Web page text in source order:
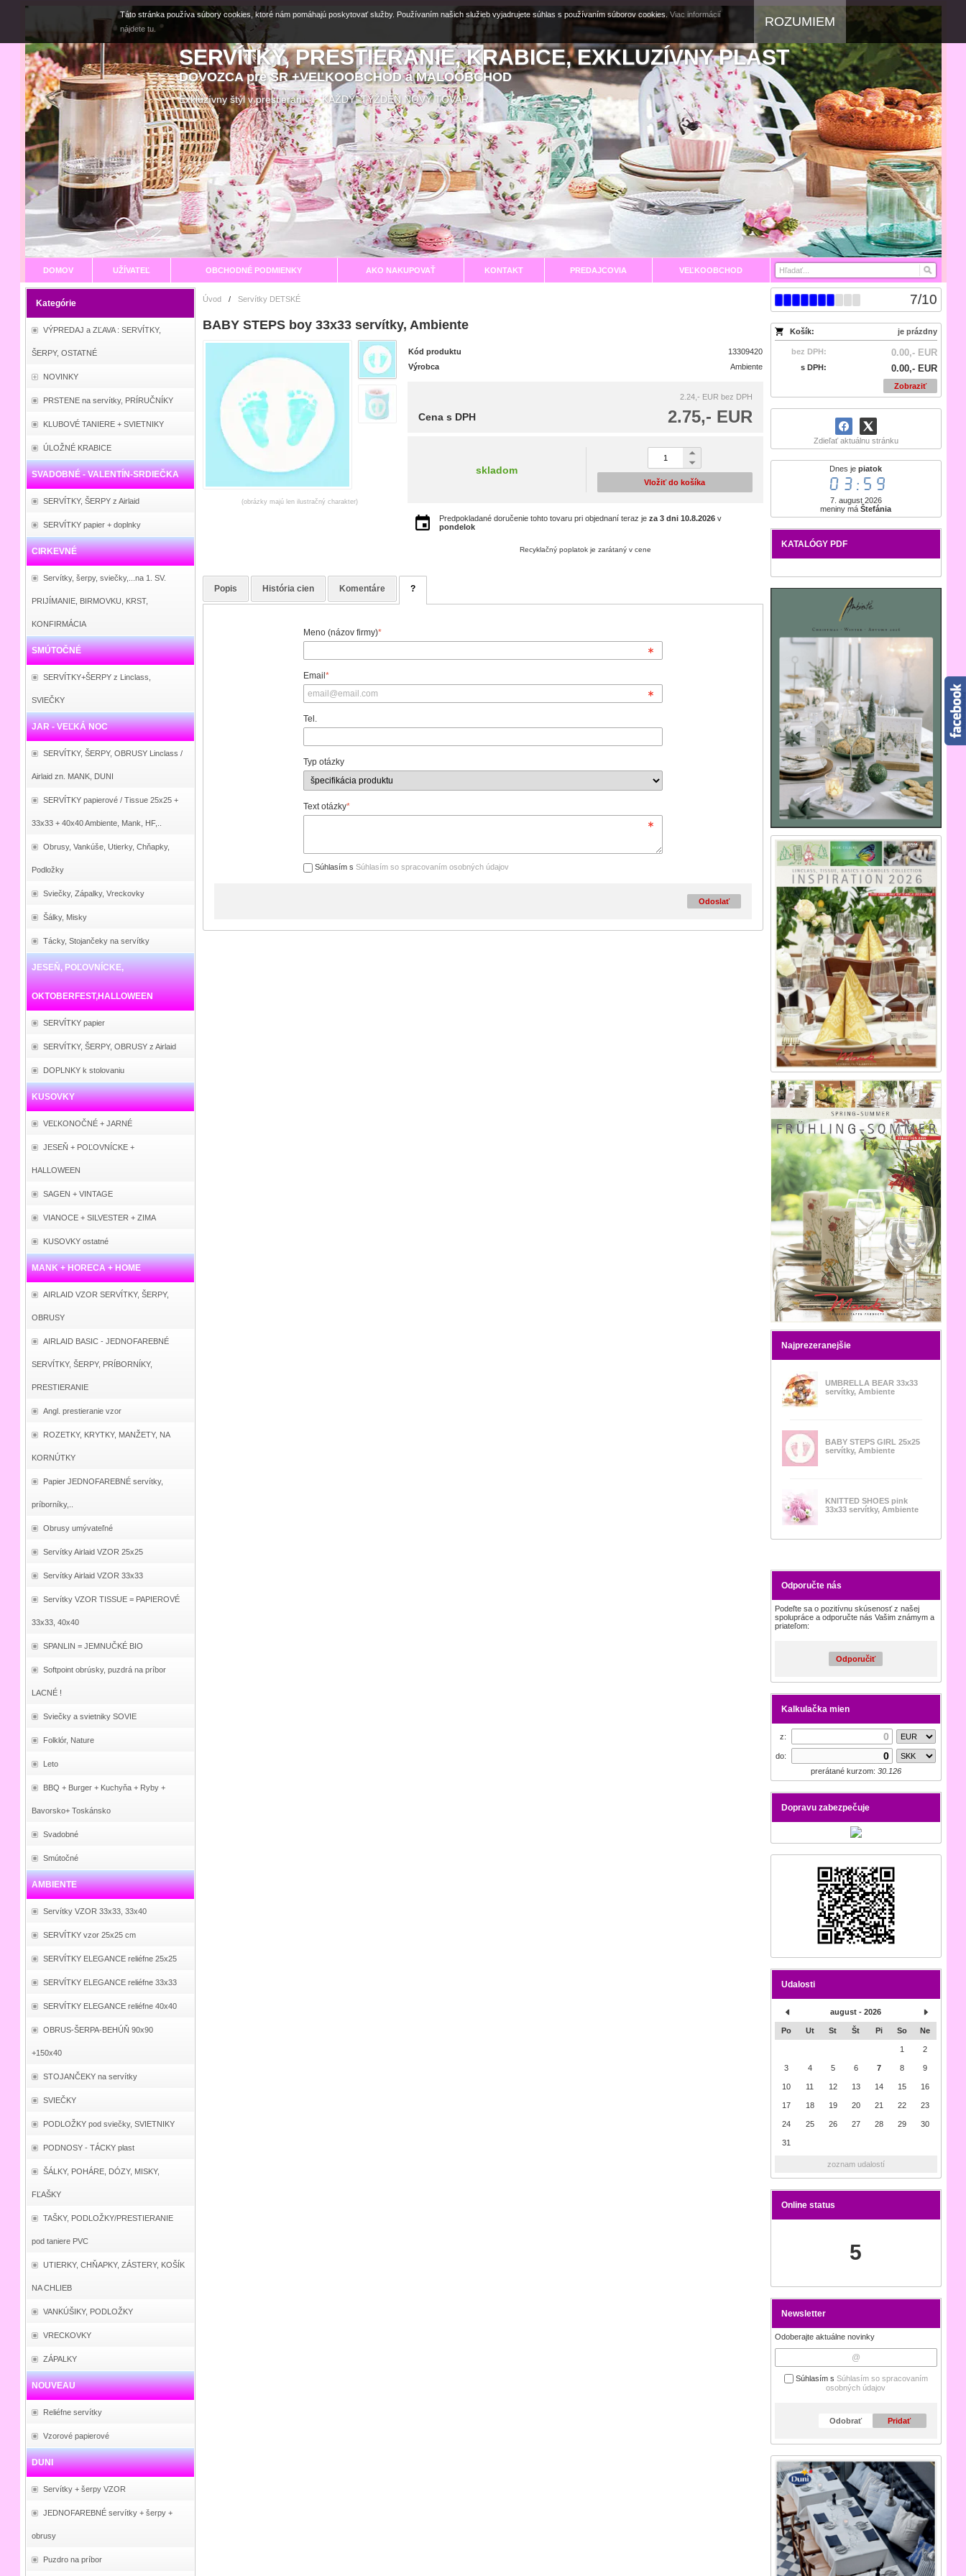
SERVÍTKY, PRESTIERANIE, KRABICE, EXKLUZÍVNY PLAST
DOVOZCA pre SR +VEĽKOOBCHOD a MALOOBCHOD
Exkluzívny štýl v prestieraní KAŽDÝ TÝŽDEŇ NOVÝ TOVAR
DOMOV UŽÍVATEĽ OBCHODNÉ PODMIENKY AKO NAKUPOVAŤ KONTAKT PREDAJCOVIA VEĽKOOBCHOD
Kategórie
VÝPREDAJ a ZĽAVA : SERVÍTKY,
ŠERPY, OSTATNÉ
NOVINKY
PRSTENE na servítky, PRÍRUČNÍKY
KLUBOVÉ TANIERE + SVIETNIKY
ÚLOŽNÉ KRABICE
SVADOBNÉ - VALENTÍN-SRDIEČKA
SERVÍTKY, ŠERPY z Airlaid
SERVÍTKY papier + doplnky
CIRKEVNÉ
Servítky, šerpy, sviečky,...na 1. SV.
PRIJÍMANIE, BIRMOVKU, KRST,
KONFIRMÁCIA
SMÚTOČNÉ
SERVÍTKY+ŠERPY z Linclass,
SVIEČKY
JAR - VEĽKÁ NOC
SERVÍTKY, ŠERPY, OBRUSY Linclass /
Airlaid zn. MANK, DUNI
SERVÍTKY papierové / Tissue 25x25 +
33x33 + 40x40 Ambiente, Mank, HF,..
Obrusy, Vankúše, Utierky, Chňapky,
Podložky
Sviečky, Zápalky, Vreckovky
Šálky, Misky
Tácky, Stojančeky na servítky
JESEŇ, POĽOVNÍCKE,
OKTOBERFEST,HALLOWEEN
SERVÍTKY papier
SERVÍTKY, ŠERPY, OBRUSY z Airlaid
DOPLNKY k stolovaniu
KUSOVKY
VEĽKONOČNÉ + JARNÉ
JESEŇ + POĽOVNÍCKE +
HALLOWEEN
SAGEN + VINTAGE
VIANOCE + SILVESTER + ZIMA
KUSOVKY ostatné
MANK + HORECA + HOME
AIRLAID VZOR SERVÍTKY, ŠERPY,
OBRUSY
AIRLAID BASIC - JEDNOFAREBNÉ
SERVÍTKY, ŠERPY, PRÍBORNÍKY,
PRESTIERANIE
Angl. prestieranie vzor
ROZETKY, KRYTKY, MANŽETY, NA
KORNÚTKY
Papier JEDNOFAREBNÉ servítky,
príborníky,..
Obrusy umývateľné
Servítky Airlaid VZOR 25x25
Servítky Airlaid VZOR 33x33
Servítky VZOR TISSUE = PAPIEROVÉ
33x33, 40x40
SPANLIN = JEMNUČKÉ BIO
Softpoint obrúsky, puzdrá na príbor
LACNÉ !
Sviečky a svietniky SOVIE
Folklór, Nature
Leto
BBQ + Burger + Kuchyňa + Ryby +
Bavorsko+ Toskánsko
Svadobné
Smútočné
AMBIENTE
Servítky VZOR 33x33, 33x40
SERVÍTKY vzor 25x25 cm
SERVÍTKY ELEGANCE reliéfne 25x25
SERVÍTKY ELEGANCE reliéfne 33x33
SERVÍTKY ELEGANCE reliéfne 40x40
OBRUS-ŠERPA-BEHÚŇ 90x90
+150x40
STOJANČEKY na servítky
SVIEČKY
PODLOŽKY pod sviečky, SVIETNIKY
PODNOSY - TÁCKY plast
ŠÁLKY, POHÁRE, DÓZY, MISKY,
FĽAŠKY
TAŠKY, PODLOŽKY/PRESTIERANIE
pod taniere PVC
UTIERKY, CHŇAPKY, ZÁSTERY, KOŠÍK
NA CHLIEB
VANKÚŠIKY, PODLOŽKY
VRECKOVKY
ZÁPALKY
NOUVEAU
Reliéfne servítky
Vzorové papierové
DUNI
Servítky + šerpy VZOR
JEDNOFAREBNÉ servítky + šerpy +
obrusy
Puzdro na príbor
7/10
Košík: je prázdny
bez DPH: 0.00,- EUR
s DPH: 0.00,- EUR
Zobraziť
Zdieľať aktuálnu stránku
Dnes jepiatok
03:59
7. august 2026
meniny máŠtefánia
KATALÓGY PDF
Najprezeranejšie
UMBRELLA BEAR 33x33
servítky, Ambiente
BABY STEPS GIRL 25x25
servítky, Ambiente
KNITTED SHOES pink
33x33 servítky, Ambiente
Odporučte nás
Podeľte sa o pozitívnu skúsenosť z našej
spolupráce a odporučte nás Vašim známym a
priateľom:
Odporučiť
Kalkulačka mien
z:
do:
prerátané kurzom: 30.126
Dopravu zabezpečuje
Udalosti
august - 2026
Po Ut St Št Pi So Ne
1 2
3 4 5 6 7 8 9
10 11 12 13 14 15 16
17 18 19 20 21 22 23
24 25 26 27 28 29 30
31
zoznam udalostí
Online status
5
Newsletter
Odoberajte aktuálne novinky
Súhlasím s Súhlasím so spracovaním
osobných údajov
Odobrať Pridať
Úvod / Servítky DETSKÉ
BABY STEPS boy 33x33 servítky, Ambiente
(obrázky majú len ilustračný charakter)
Kód produktu
13309420
Výrobca
Ambiente
2.24,- EUR bez DPH
2.75,- EUR
Cena s DPH
skladom
Vložiť do košíka
Predpokladané doručenie tohto tovaru pri objednaní teraz je za 3 dni 10.8.2026v
pondelok
Recyklačný poplatok je zarátaný v cene
Popis História cien Komentáre ?
Meno (názov firmy)*
Email*
Tel.
Typ otázky
Text otázky*
Súhlasím sSúhlasím so spracovaním osobných údajov
Odoslať
Táto stránka používa súbory cookies, ktoré nám pomáhajú poskytovať služby. Používaním našich služieb vyjadrujete súhlas s používaním súborov cookies. Viac informácií
nájdete tu.
ROZUMIEM